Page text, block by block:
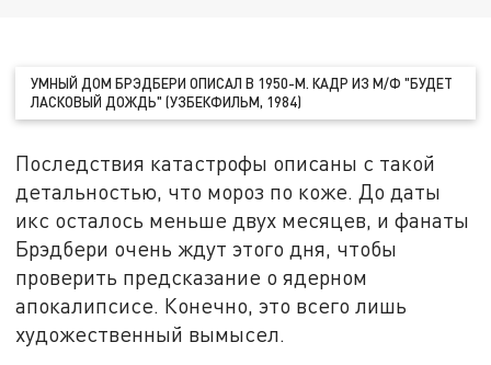
УМНЫЙ ДОМ БРЭДБЕРИ ОПИСАЛ В 1950-М. КАДР ИЗ М/Ф "БУДЕТ
ЛАСКОВЫЙ ДОЖДЬ" (УЗБЕКФИЛЬМ, 1984)
Последствия катастрофы описаны с такой
детальностью, что мороз по коже. До даты
икс осталось меньше двух месяцев, и фанаты
Брэдбери очень ждут этого дня, чтобы
проверить предсказание о ядерном
апокалипсисе. Конечно, это всего лишь
художественный вымысел.